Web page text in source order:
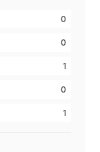
0
0
1
0
1